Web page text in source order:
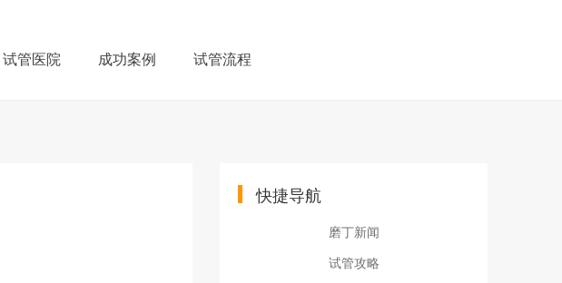
试管医院 成功案例 试管流程
快捷导航
磨丁新闻
试管攻略